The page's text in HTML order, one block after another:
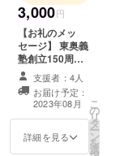
3,000円
【お礼のメッ
セージ】 東奥義
塾創立150周年
ねぷたの出陣に
ご賛同いただい
たお礼として、
「同窓会より心
からの感謝の気
持ち」と「運行
支援者：4人
お届け予定：
2023年08月
詳細を見る
こ
の
リ
タ
ー
ン
を
選